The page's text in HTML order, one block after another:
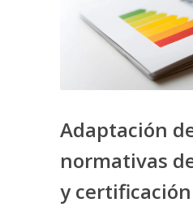
Adaptación
normativas
y certificación